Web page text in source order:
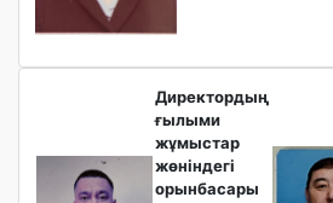
Директордың
ғылыми
жұмыстар
жөніндегі
орынбасары